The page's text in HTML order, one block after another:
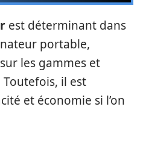
est déterminant dans
portable,
les gammes et
il est
et économie si l’on